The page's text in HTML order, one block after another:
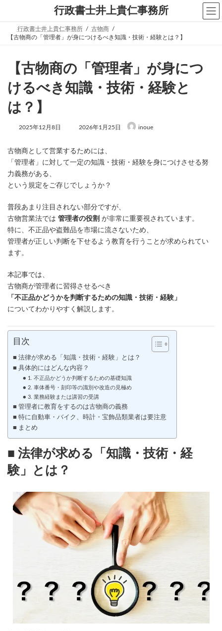
行政書士井上貴仁事務所
行政書士井上貴仁事務所
古物商
【古物商の「管理者」が身につけるべき知識・技術・経験とは？】
【古物商の「管理者」が身につ
けるべき知識・技術・経験と
は？】
2025年12月8日
最
新
日
時
2026年1月25日 inoue
古物商として営業するためには、
「管理者」に対して一定の知識・技術・経験を身につけさせる努
力義務がある、
という規定をご存じでしょうか？
普段あまり注目されない部分ですが、
古物営業法では 管理者の役割 が非常に重要視されています。
特に、不正品や盗難品を市場に流さないため、
管理者が正しい判断を下せるよう教育を行うことが求められてい
ます。
本記事では、
古物商が管理者に習得させるべき
「不正品かどうかを判断するための知識・技術・経験」
についてわかりやすく解説します。
目次
■ 法律が求める「知識・技術・経験」とは？
■ 具体的にはどんな内容？
● 1. 不正品かどうか判断するための基礎知識
● 2. 車体番号・刻印等の識別や改造の見極め
● 3. 業務経験または講習の受講
■ 管理者に教育をするのは古物商の義務
■ 特に自動車・バイク、時計・宝飾品類業者は要注意
■ まとめ
■ 法律が求める「知識・技術・経
験」とは？